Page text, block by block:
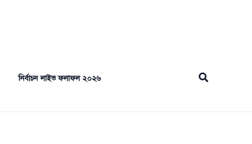
নির্বাচন লাইভ ফলাফল ২০২৬ Search